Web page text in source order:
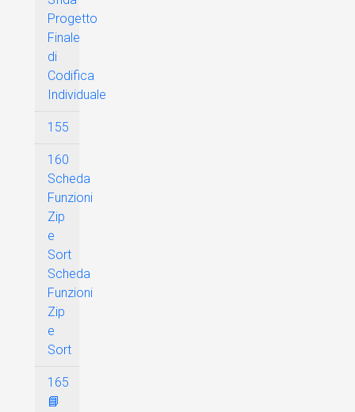
Progetto
Finale
di
Codifica
Individuale
155
160
Scheda
Funzioni
Zip
e
Sort
Scheda
Funzioni
Zip
e
Sort
165
📘